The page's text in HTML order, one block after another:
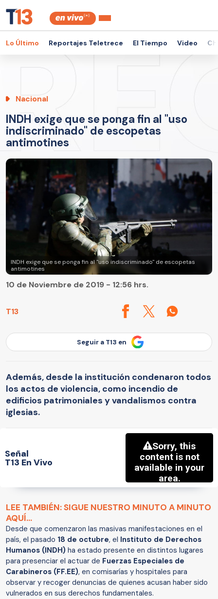
Lo Último Reportajes Teletrece El Tiempo Video
Nacional
INDH exige que se ponga fin al "uso
indiscriminado" de escopetas
antimotines
INDH exige que se ponga fin al "uso indiscriminado" de escopetas
antimotines
T13
10 de Noviembre de 2019 - 12:56 hrs.
Seguir a T13 en
Además, desde la institución condenaron todos
los actos de violencia, como incendio de
edificios patrimoniales y vandalismos contra
iglesias.
Señal
T13 En Vivo
LEE TAMBIÉN: SIGUE NUESTRO MINUTO A MINUTO
AQUÍ...
Desde que comenzaron las masivas manifestaciones en el
país, el pasado 18 de octubre, el Instituto de Derechos
Humanos (INDH) ha estado presente en distintos lugares
para presenciar el actuar de Fuerzas Especiales de
Carabineros (FF.EE), en comisarías y hospitales para
observar y recoger denuncias de quienes acusan haber sido
vulnerados en sus derechos fundamentales.